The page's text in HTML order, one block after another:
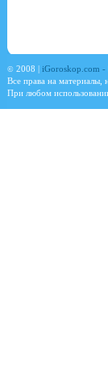
© 2008 | iGoroskop.com -
Все права на материалы,
При любом